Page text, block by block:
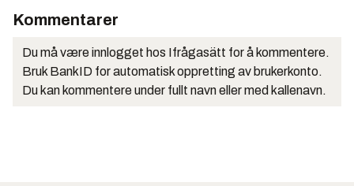
Kommentarer
Du må være innlogget hos Ifrågasätt for å kommentere.
Bruk BankID for automatisk oppretting av brukerkonto.
Du kan kommentere under fullt navn eller med kallenavn.